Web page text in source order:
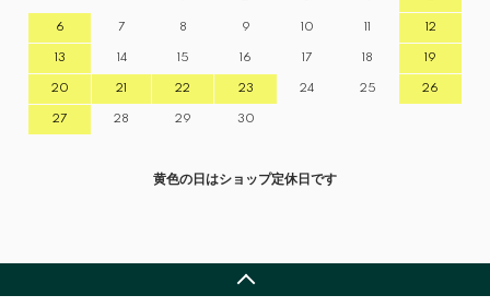
6 7 8 9 10 11 12
13 14 15 16 17 18 19
20 21 22 23 24 25 26
27 28 29 30
黄色の日はショップ定休日です